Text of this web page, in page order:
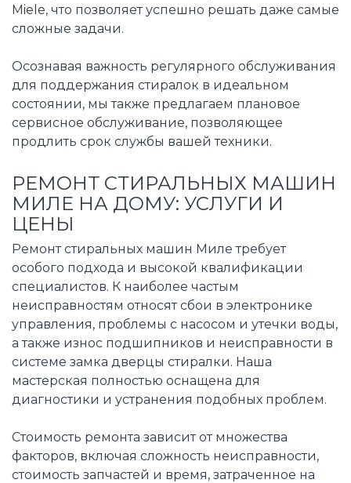
Miele, что позволяет успешно решать даже самые
сложные задачи.
Осознавая важность регулярного обслуживания
для поддержания стиралок в идеальном
состоянии, мы также предлагаем плановое
сервисное обслуживание, позволяющее
продлить срок службы вашей техники.
РЕМОНТ СТИРАЛЬНЫХ МАШИН
МИЛЕ НА ДОМУ: УСЛУГИ И
ЦЕНЫ
Ремонт стиральных машин Миле требует
особого подхода и высокой квалификации
специалистов. К наиболее частым
неисправностям относят сбои в электронике
управления, проблемы с насосом и утечки воды,
а также износ подшипников и неисправности в
системе замка дверцы стиралки. Наша
мастерская полностью оснащена для
диагностики и устранения подобных проблем.
Стоимость ремонта зависит от множества
факторов, включая сложность неисправности,
стоимость запчастей и время, затраченное на